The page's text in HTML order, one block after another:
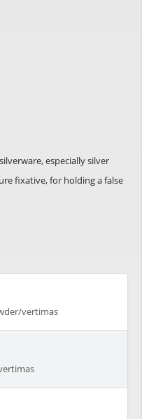
silverware, especiallysilver
fixative, for holding afalse
vertimas